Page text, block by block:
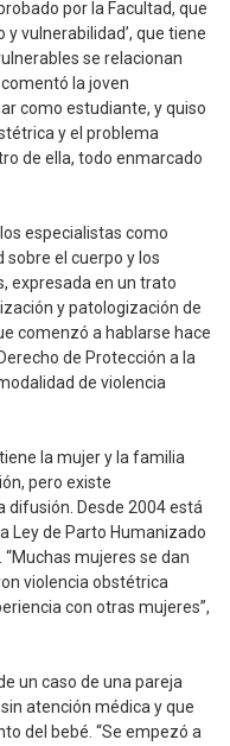
por la Facultad, que
y vulnerabilidad’, que tiene
se relacionan
la joven
como estudiante, y quiso
y el problema
de ella, todo enmarcado
especialistas como
sobre el cuerpo y los
expresada en un trato
y patologización de
comenzó a hablarse hace
de Protección a la
de violencia
la mujer y la familia
pero existe
difusión. Desde 2004 está
Ley de Parto Humanizado
mujeres se dan
violencia obstétrica
con otras mujeres”,
un caso de una pareja
atención médica y que
del bebé. “Se empezó a